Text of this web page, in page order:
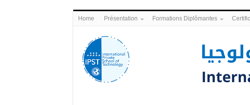
Home Présentation Formations Diplômantes